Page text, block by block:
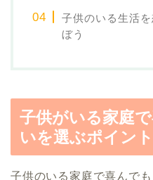
子供のいる生活
ぼう
子供がいる家庭
いを選ぶポイント
子供のいる家庭で喜んで